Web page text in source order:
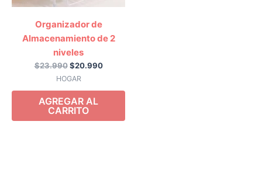
HOGAR
Organizador de
Almacenamiento de 2
niveles
$23.990 $20.990
AGREGAR AL
CARRITO